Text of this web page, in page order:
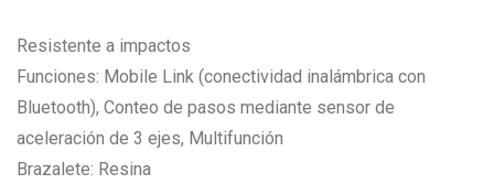
Resistente a impactos
Funciones: Mobile Link (conectividad inalámbrica con
Bluetooth), Conteo de pasos mediante sensor de
aceleración de 3 ejes, Multifunción
Brazalete: Resina